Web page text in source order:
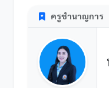
ครูชำนาญการ